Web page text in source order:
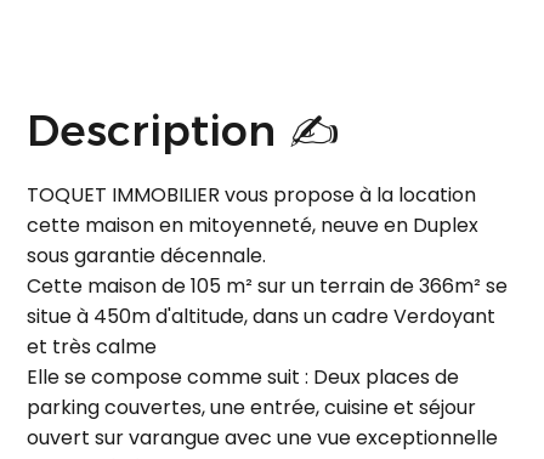
Description ✍️
TOQUET IMMOBILIER vous propose à la location
cette maison en mitoyenneté, neuve en Duplex
sous garantie décennale.
Cette maison de 105 m² sur un terrain de 366m² se
situe à 450m d'altitude, dans un cadre Verdoyant
et très calme
Elle se compose comme suit : Deux places de
parking couvertes, une entrée, cuisine et séjour
ouvert sur varangue avec une vue exceptionnelle